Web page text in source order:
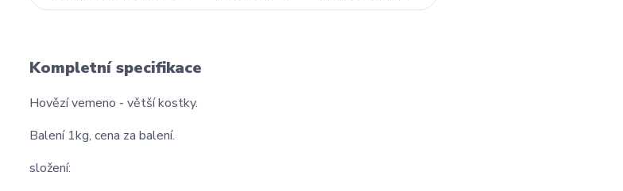
Kompletní specifikace
Hovězí vemeno - větší kostky.
Balení 1kg, cena za balení.
složení: